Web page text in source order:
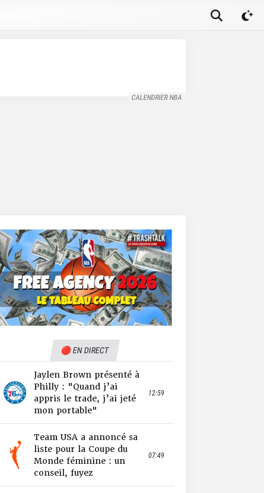
CALENDRIER NBA
🔴 EN DIRECT
Jaylen Brown présenté à
Philly : "Quand j’ai
appris le trade, j’ai jeté
mon portable"
12:59
Team USA a annoncé sa
liste pour la Coupe du
Monde féminine : un
conseil, fuyez
07:49